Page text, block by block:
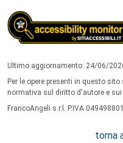
Ultimo aggiornamento: 24/06/
Per le opere presenti in questo
normativa sul diritto d'autore e
FrancoAngeli s.r.l. P.IVA
torna